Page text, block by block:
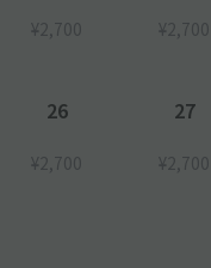
¥2,700 ¥2,700
26
¥2,700
27
¥2,700